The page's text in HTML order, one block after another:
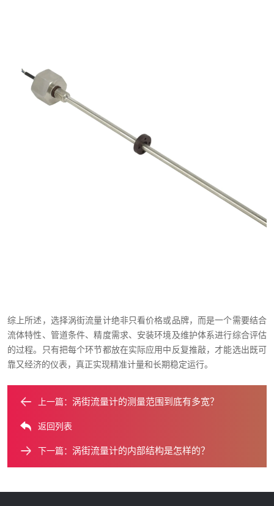
综上所述，选择涡街流量计绝非只看价格或品牌，而是一个需要结合
流体特性、管道条件、精度需求、安装环境及维护体系进行综合评估
的过程。只有把每个环节都放在实际应用中反复推敲，才能选出既可
靠又经济的仪表，真正实现精准计量和长期稳定运行。
上一篇： 涡街流量计的测量范围到底有多宽？
返回列表
下一篇： 涡街流量计的内部结构是怎样的？